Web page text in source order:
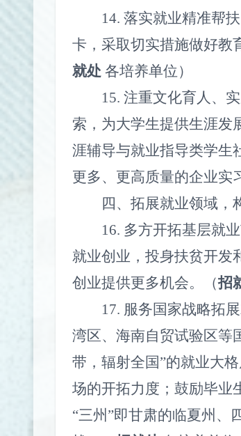
14. 落实就业精准帮
卡，采取切实措施做好教
就处 各培养单位）
15. 注重文化育人、
索，为大学生提供生涯发
涯辅导与就业指导类学生
更多、更高质量的企业实
四、拓展就业领域，
16. 多方开拓基层就
就业创业，投身扶贫开发
创业提供更多机会。（招
17. 服务国家战略拓
湾区、海南自贸试验区等
带，辐射全国”的就业大
场的开拓力度；鼓励毕业
“三州”即甘肃的临夏州、